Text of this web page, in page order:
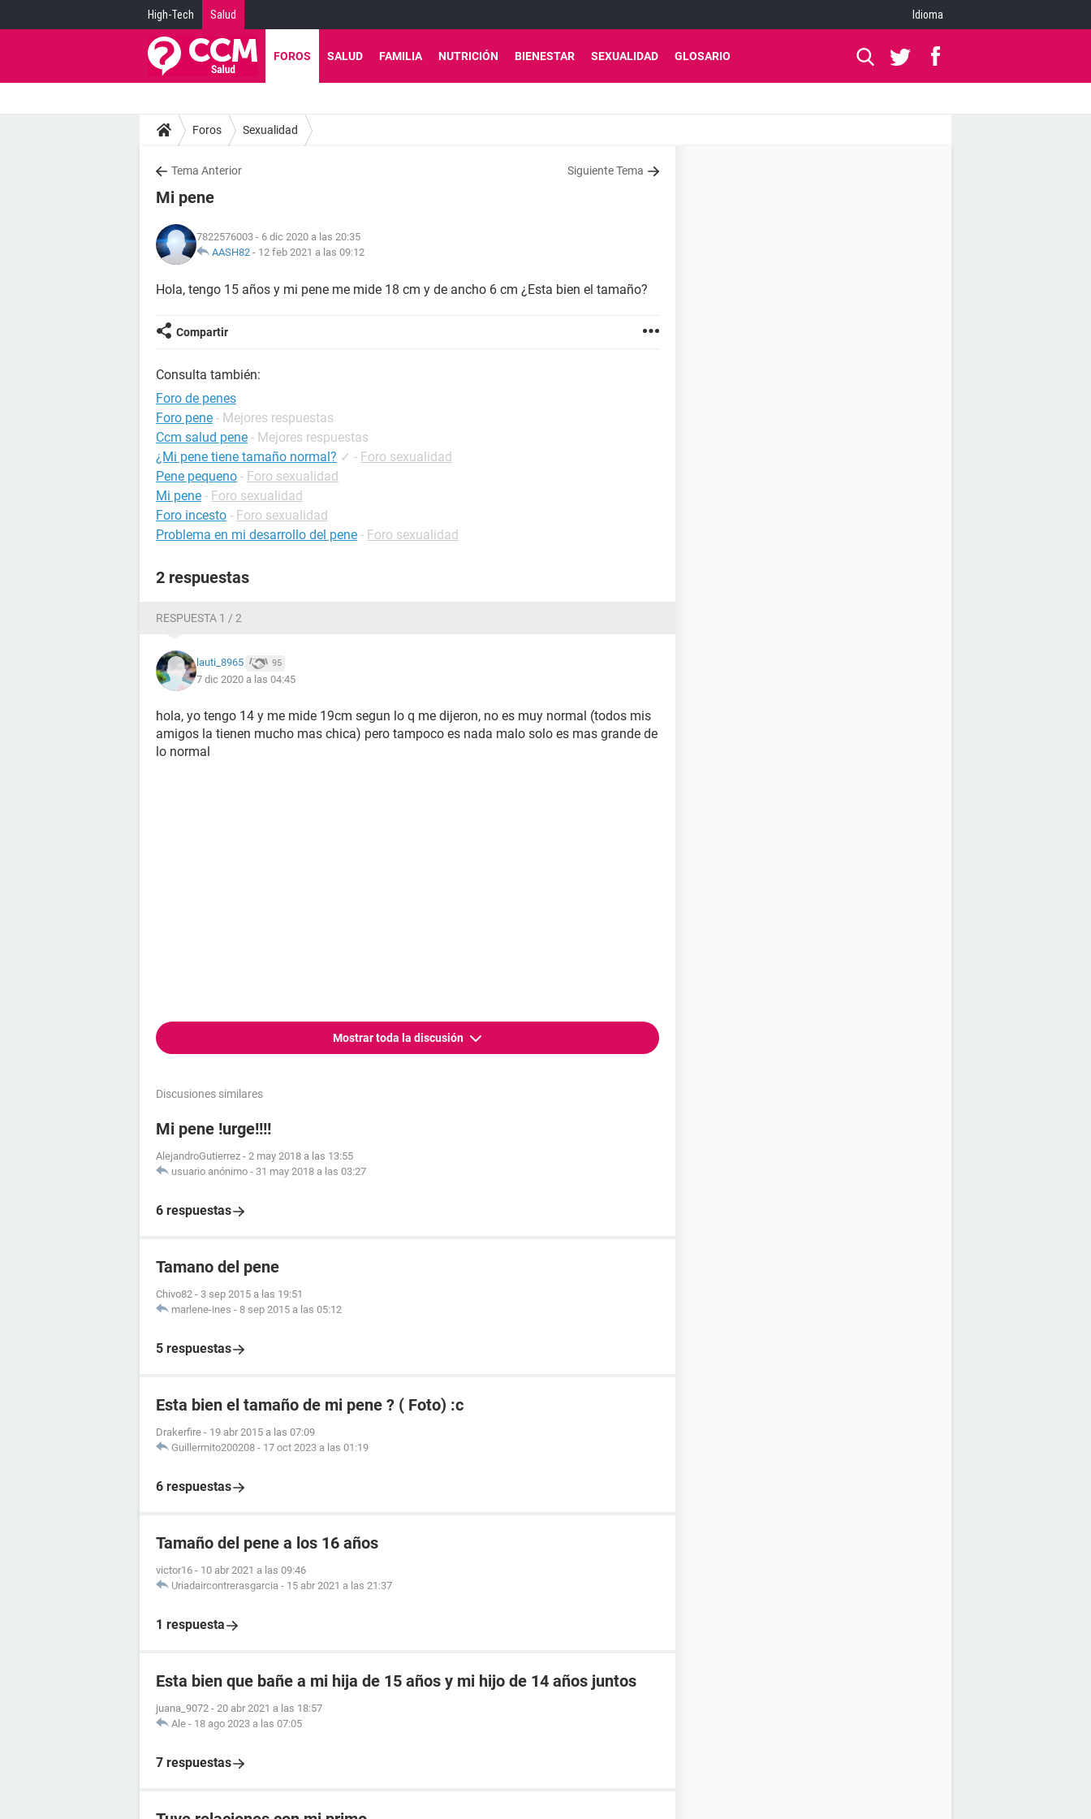
High-Tech Salud Idioma
FOROS SALUD FAMILIA NUTRICIÓN BIENESTAR SEXUALIDAD GLOSARIO
Foros Sexualidad
Tema Anterior Siguiente Tema
Mi pene
7822576003 - 6 dic 2020 a las 20:35
AASH82 - 12 feb 2021 a las 09:12
Hola, tengo 15 años y mi pene me mide 18 cm y de ancho 6 cm ¿Esta bien el tamaño?
Compartir
Consulta también:
Foro de penes
Foro pene - Mejores respuestas
Ccm salud pene - Mejores respuestas
¿Mi pene tiene tamaño normal? ✓ - Foro sexualidad
Pene pequeno - Foro sexualidad
Mi pene - Foro sexualidad
Foro incesto - Foro sexualidad
Problema en mi desarrollo del pene - Foro sexualidad
2 respuestas
RESPUESTA 1 / 2
lauti_8965 95
7 dic 2020 a las 04:45
hola, yo tengo 14 y me mide 19cm segun lo q me dijeron, no es muy normal (todos mis
amigos la tienen mucho mas chica) pero tampoco es nada malo solo es mas grande de
lo normal
Mostrar toda la discusión
Discusiones similares
Mi pene !urge!!!!
AlejandroGutierrez - 2 may 2018 a las 13:55
usuario anónimo - 31 may 2018 a las 03:27
6 respuestas
Tamano del pene
Chivo82 - 3 sep 2015 a las 19:51
marlene-ines - 8 sep 2015 a las 05:12
5 respuestas
Esta bien el tamaño de mi pene ? ( Foto) :c
Drakerfire - 19 abr 2015 a las 07:09
Guillermito200208 - 17 oct 2023 a las 01:19
6 respuestas
Tamaño del pene a los 16 años
victor16 - 10 abr 2021 a las 09:46
Uriadaircontrerasgarcia - 15 abr 2021 a las 21:37
1 respuesta
Esta bien que bañe a mi hija de 15 años y mi hijo de 14 años juntos
juana_9072 - 20 abr 2021 a las 18:57
Ale - 18 ago 2023 a las 07:05
7 respuestas